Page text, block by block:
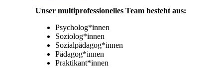
Unser multiprofessionelles Team besteht aus:
Psycholog*innen
Soziolog*innen
Sozialpädagog*innen
Pädagog*innen
Praktikant*innen